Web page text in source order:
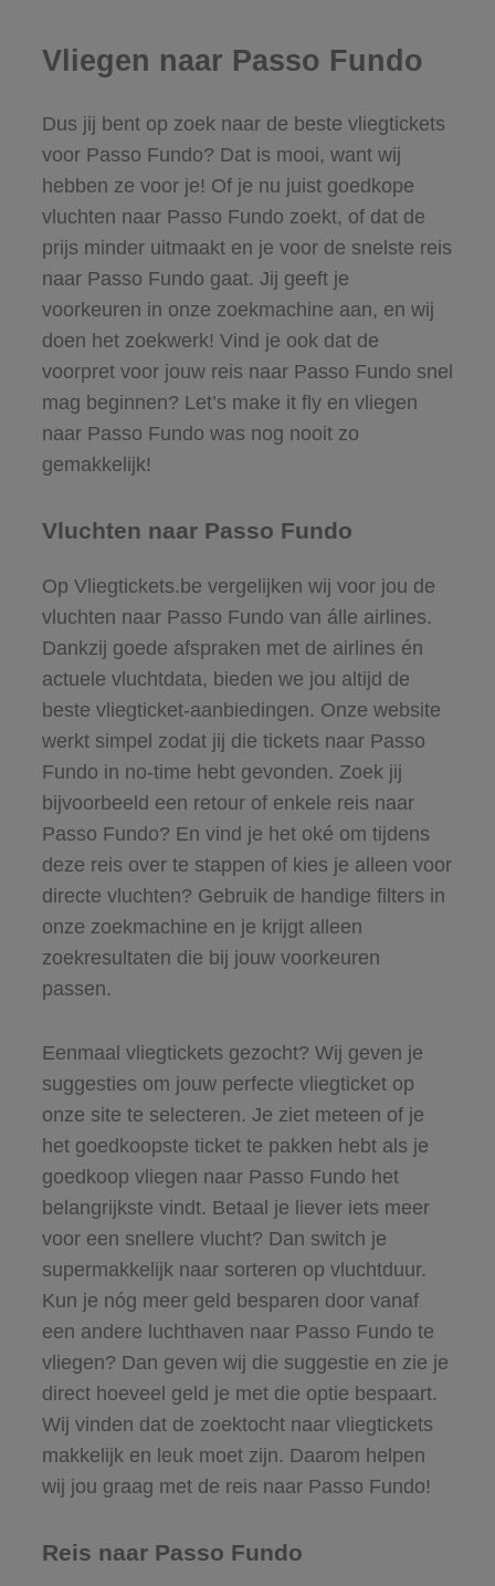
Vliegen naar Passo Fundo
Dus jij bent op zoek naar de beste vliegtickets
voor Passo Fundo? Dat is mooi, want wij
hebben ze voor je! Of je nu juist goedkope
vluchten naar Passo Fundo zoekt, of dat de
prijs minder uitmaakt en je voor de snelste reis
naar Passo Fundo gaat. Jij geeft je
voorkeuren in onze zoekmachine aan, en wij
doen het zoekwerk! Vind je ook dat de
voorpret voor jouw reis naar Passo Fundo snel
mag beginnen? Let’s make it fly en vliegen
naar Passo Fundo was nog nooit zo
gemakkelijk!
Vluchten naar Passo Fundo
Op Vliegtickets.be vergelijken wij voor jou de
vluchten naar Passo Fundo van álle airlines.
Dankzij goede afspraken met de airlines én
actuele vluchtdata, bieden we jou altijd de
beste vliegticket-aanbiedingen. Onze website
werkt simpel zodat jij die tickets naar Passo
Fundo in no-time hebt gevonden. Zoek jij
bijvoorbeeld een retour of enkele reis naar
Passo Fundo? En vind je het oké om tijdens
deze reis over te stappen of kies je alleen voor
directe vluchten? Gebruik de handige filters in
onze zoekmachine en je krijgt alleen
zoekresultaten die bij jouw voorkeuren
passen.
Eenmaal vliegtickets gezocht? Wij geven je
suggesties om jouw perfecte vliegticket op
onze site te selecteren. Je ziet meteen of je
het goedkoopste ticket te pakken hebt als je
goedkoop vliegen naar Passo Fundo het
belangrijkste vindt. Betaal je liever iets meer
voor een snellere vlucht? Dan switch je
supermakkelijk naar sorteren op vluchtduur.
Kun je nóg meer geld besparen door vanaf
een andere luchthaven naar Passo Fundo te
vliegen? Dan geven wij die suggestie en zie je
direct hoeveel geld je met die optie bespaart.
Wij vinden dat de zoektocht naar vliegtickets
makkelijk en leuk moet zijn. Daarom helpen
wij jou graag met de reis naar Passo Fundo!
Reis naar Passo Fundo